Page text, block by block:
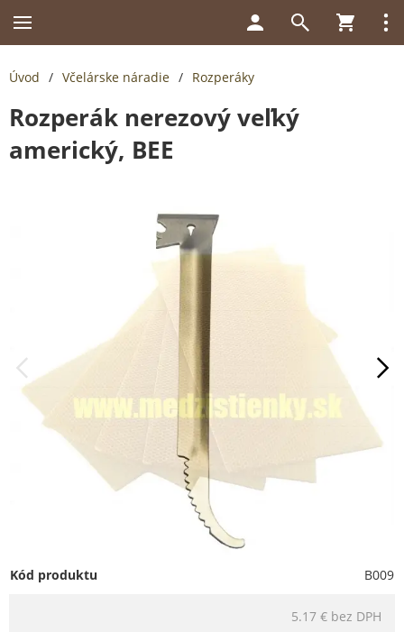
Úvod / Včelárske náradie / Rozperáky
Rozperák nerezový veľký
americký, BEE
Kód produktu B009
5.17 € bez DPH